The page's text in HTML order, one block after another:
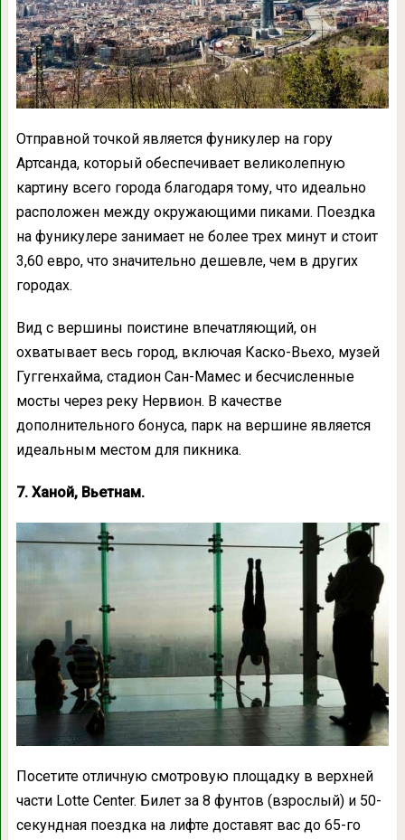
Отправной точкой является фуникулер на гору
Артсанда, который обеспечивает великолепную
картину всего города благодаря тому, что идеально
расположен между окружающими пиками. Поездка
на фуникулере занимает не более трех минут и стоит
3,60 евро, что значительно дешевле, чем в других
городах.
Вид с вершины поистине впечатляющий, он
охватывает весь город, включая Каско-Вьехо, музей
Гуггенхайма, стадион Сан-Мамес и бесчисленные
мосты через реку Нервион. В качестве
дополнительного бонуса, парк на вершине является
идеальным местом для пикника.
7. Ханой, Вьетнам.
Посетите отличную смотровую площадку в верхней
части Lotte Center. Билет за 8 фунтов (взрослый) и 50-
секундная поездка на лифте доставят вас до 65-го